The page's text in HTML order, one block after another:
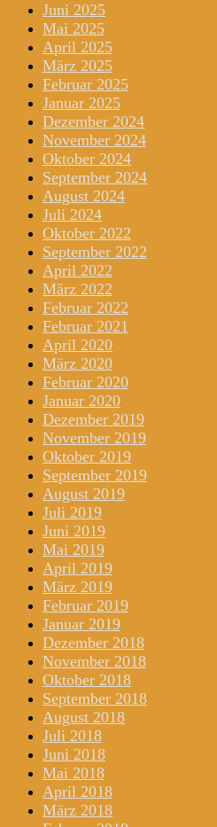
Juni 2025
Mai 2025
April 2025
März 2025
Februar 2025
Januar 2025
Dezember 2024
November 2024
Oktober 2024
September 2024
August 2024
Juli 2024
Oktober 2022
September 2022
April 2022
März 2022
Februar 2022
Februar 2021
April 2020
März 2020
Februar 2020
Januar 2020
Dezember 2019
November 2019
Oktober 2019
September 2019
August 2019
Juli 2019
Juni 2019
Mai 2019
April 2019
März 2019
Februar 2019
Januar 2019
Dezember 2018
November 2018
Oktober 2018
September 2018
August 2018
Juli 2018
Juni 2018
Mai 2018
April 2018
März 2018